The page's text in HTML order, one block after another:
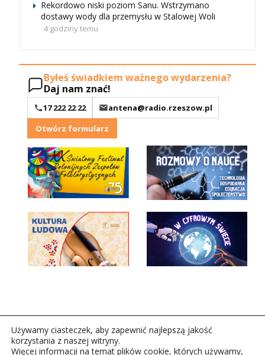
Rekordowo niski poziom Sanu. Wstrzymano
dostawy wody dla przemysłu w Stalowej Woli
4 godziny temu
Byłeś świadkiem ważnego wydarzenia?
Daj nam znać!
17 222 22 22
antena@radio.rzeszow.pl
Otwórz formularz
Używamy ciasteczek, aby zapewnić najlepszą jakość
korzystania z naszej witryny.
Więcej informacji na temat plików cookie, których używamy,